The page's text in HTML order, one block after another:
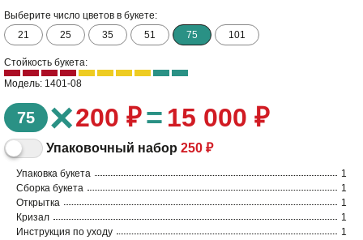
Выберите число цветов в букете:
21
25 35 51 75 101
Стойкость букета:
Модель: 1401-08
75 ×200 ₽= 15 000 ₽
Упаковочный набор 250 ₽
Упаковка букета
1
Сборка букета
1
Открытка
1
Кризал
1
Инструкция по уходу
1